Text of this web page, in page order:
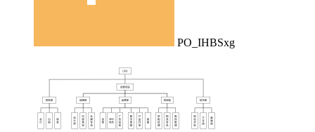
PO_IHBSxg